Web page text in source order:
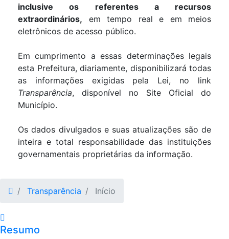
inclusive os referentes a recursos
extraordinários, em tempo real e em meios
eletrônicos de acesso público.
Em cumprimento a essas determinações legais
esta Prefeitura, diariamente, disponibilizará todas
as informações exigidas pela Lei, no link
Transparência, disponível no Site Oficial do
Município.
Os dados divulgados e suas atualizações são de
inteira e total responsabilidade das instituições
governamentais proprietárias da informação.
Transparência Início
Resumo